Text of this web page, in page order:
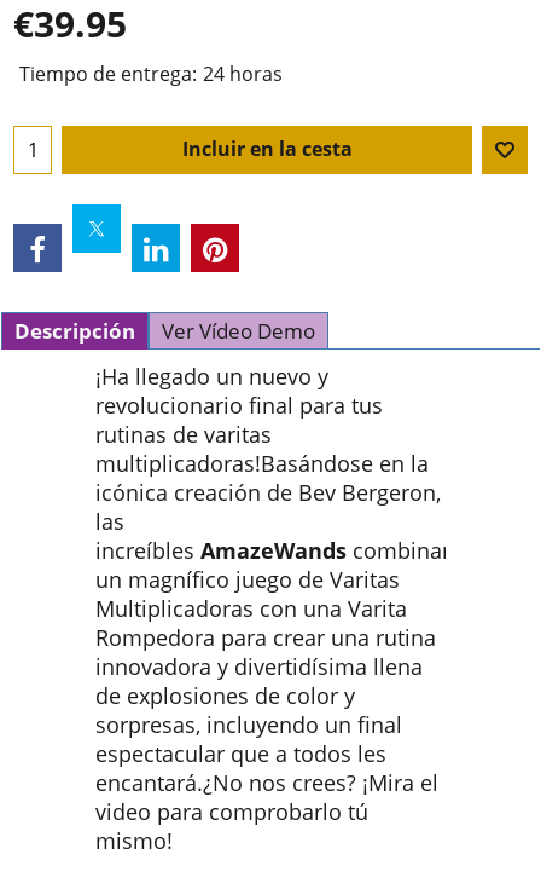
€39.95
Tiempo de entrega: 24 horas
Incluir en la cesta
Descripción Ver Vídeo Demo
¡Ha llegado un nuevo y
revolucionario final para tus
rutinas de varitas
multiplicadoras!Basándose en la
icónica creación de Bev Bergeron,
las
increíbles AmazeWands combinan
un magnífico juego de Varitas
Multiplicadoras con una Varita
Rompedora para crear una rutina
innovadora y divertidísima llena
de explosiones de color y
sorpresas, incluyendo un final
espectacular que a todos les
encantará.¿No nos crees? ¡Mira el
video para comprobarlo tú
mismo!